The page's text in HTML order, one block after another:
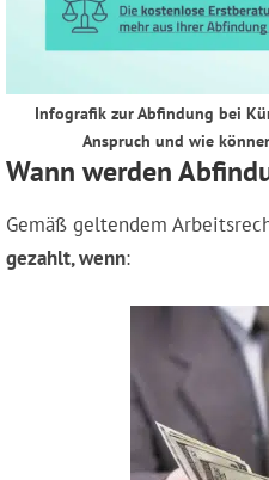
Infografik zur Abfindung bei
Anspruch und wie
Wann werden
Gemäß geltendem
gezahlt, wenn: